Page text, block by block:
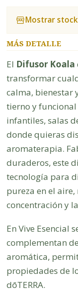
Mostrar
MÁS DETALLE
El Difusor Koala
transformar
calma, bienestar
tierno y
infantiles, salas
donde quieras
aromaterapia.
duraderos, este
tecnología para
pureza en el
concentración y
En Vive Esencial
complementan
aromática,
propiedades de
dōTERRA.